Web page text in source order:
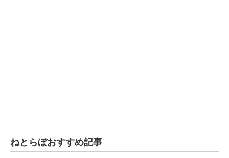
マーケ×ITの今がよく分かる
ねとらぼおすすめ記事